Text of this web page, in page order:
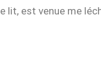
est venue me